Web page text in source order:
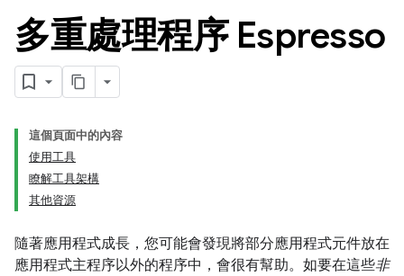
多重處理程序 Espresso
這個頁面中的內容
使用工具
瞭解工具架構
其他資源
隨著應用程式成長，您可能會發現將部分應用程式元件放在
應用程式主程序以外的程序中，會很有幫助。如要在這些非